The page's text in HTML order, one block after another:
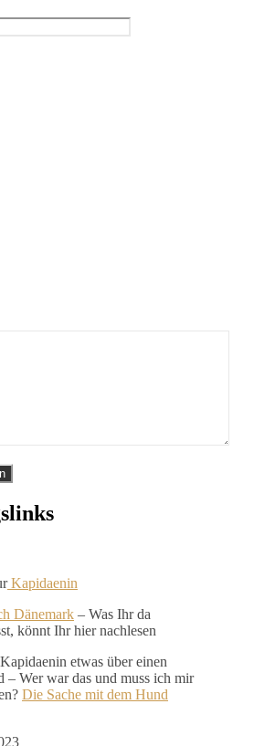
Kapidaenin
Dänemark – Was Ihr da
könnt Ihr hier nachlesen
etwas über einen
– Wer war das und muss ich mir
Die Sache mit dem Hund